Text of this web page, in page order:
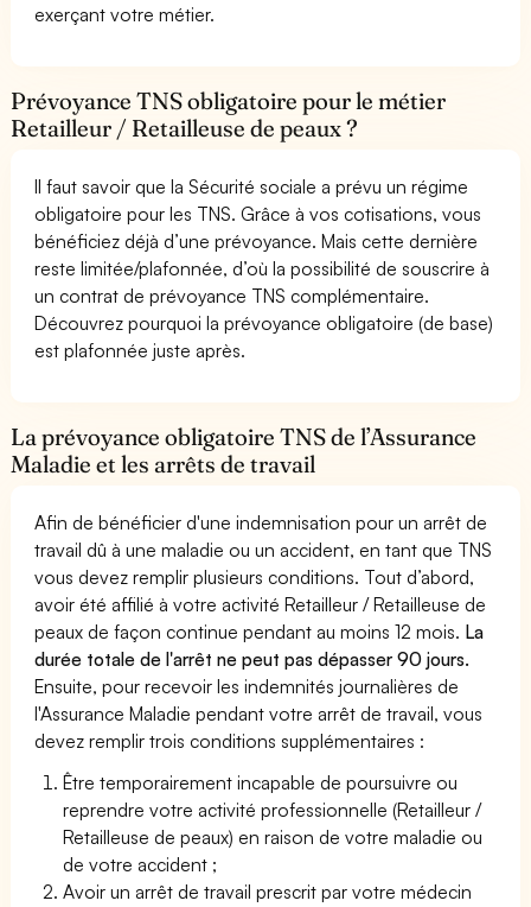
exerçant votre métier.
Prévoyance TNS obligatoire pour le métier
Retailleur / Retailleuse de peaux ?
Il faut savoir que la Sécurité sociale a prévu un régime
obligatoire pour les TNS. Grâce à vos cotisations, vous
bénéficiez déjà d’une prévoyance. Mais cette dernière
reste limitée/plafonnée, d’où la possibilité de souscrire à
un contrat de prévoyance TNS complémentaire.
Découvrez pourquoi la prévoyance obligatoire (de base)
est plafonnée juste après.
La prévoyance obligatoire TNS de l’Assurance
Maladie et les arrêts de travail
Afin de bénéficier d'une indemnisation pour un arrêt de
travail dû à une maladie ou un accident, en tant que TNS
vous devez remplir plusieurs conditions. Tout d’abord,
avoir été affilié à votre activité Retailleur / Retailleuse de
peaux de façon continue pendant au moins 12 mois. La
durée totale de l'arrêt ne peut pas dépasser 90 jours.
Ensuite, pour recevoir les indemnités journalières de
l'Assurance Maladie pendant votre arrêt de travail, vous
devez remplir trois conditions supplémentaires :
Être temporairement incapable de poursuivre ou
reprendre votre activité professionnelle (Retailleur /
Retailleuse de peaux) en raison de votre maladie ou
de votre accident ;
Avoir un arrêt de travail prescrit par votre médecin